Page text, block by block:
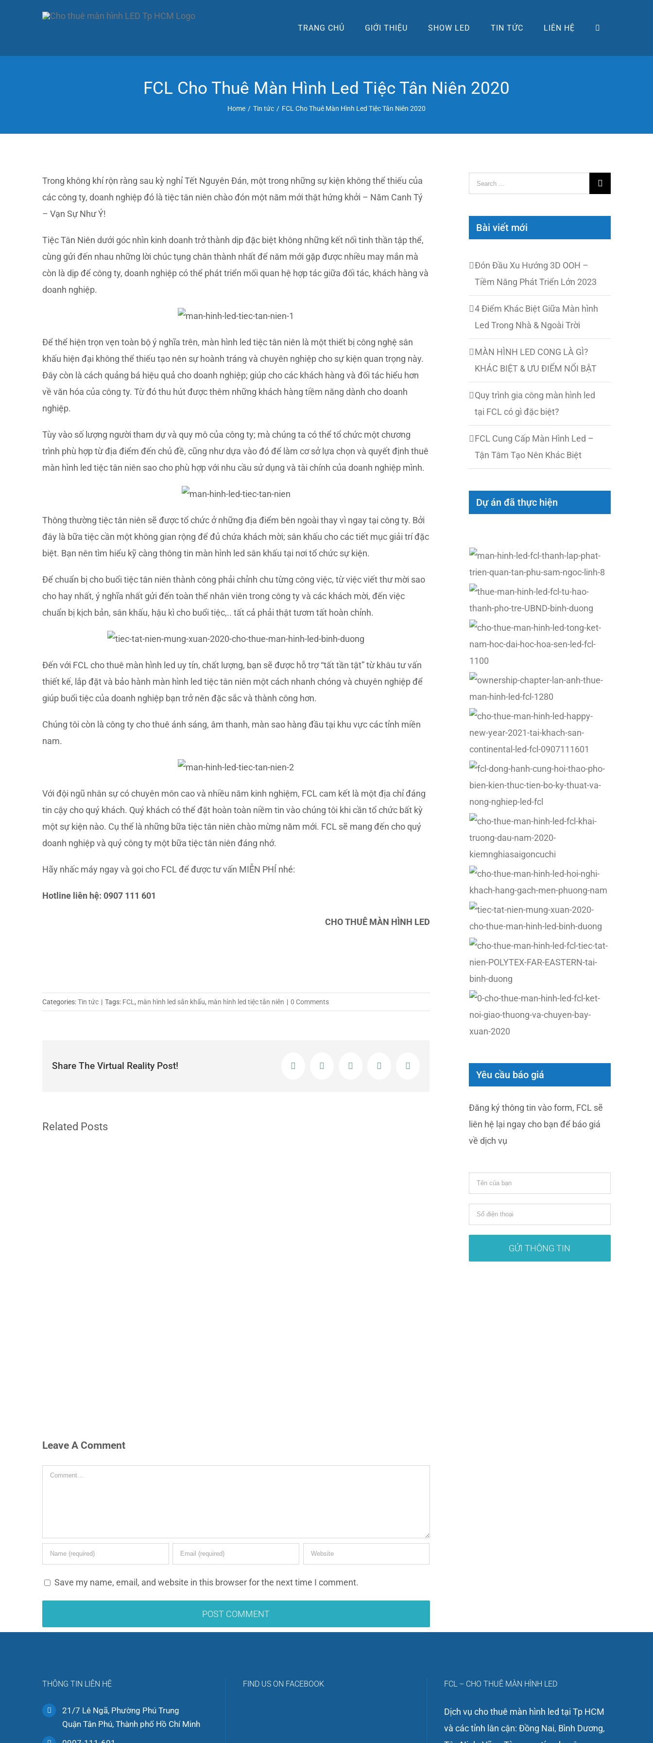
TRANG CHỦ GIỚI THIỆU SHOW LED TIN TỨC LIÊN HỆ
FCL Cho Thuê Màn Hình Led Tiệc Tân Niên 2020
Home / Tin tức / FCL Cho Thuê Màn Hình Led Tiệc Tân Niên 2020
Trong không khí rộn ràng sau kỳ nghỉ Tết Nguyên Đán, một trong những sự kiện không thể thiếu của
các công ty, doanh nghiệp đó là tiệc tân niên chào đón một năm mới thật hứng khởi – Năm Canh Tý
– Vạn Sự Như Ý!
Tiệc Tân Niên dưới góc nhìn kinh doanh trở thành dịp đặc biệt không những kết nối tinh thần tập thể,
cùng gửi đến nhau những lời chúc tụng chân thành nhất để năm mới gặp được nhiều may mắn mà
còn là dịp để công ty, doanh nghiệp có thể phát triển mối quan hệ hợp tác giữa đối tác, khách hàng và
doanh nghiệp.
Để thể hiện trọn vẹn toàn bộ ý nghĩa trên, màn hình led tiệc tân niên là một thiết bị công nghệ sân
khấu hiện đại không thể thiếu tạo nên sự hoành tráng và chuyên nghiệp cho sự kiện quan trọng này.
Đây còn là cách quảng bá hiệu quả cho doanh nghiệp; giúp cho các khách hàng và đối tác hiểu hơn
về văn hóa của công ty. Từ đó thu hút được thêm những khách hàng tiềm năng dành cho doanh
nghiệp.
Tùy vào số lượng người tham dự và quy mô của công ty; mà chúng ta có thể tổ chức một chương
trình phù hợp từ địa điểm đến chủ đề, cũng như dựa vào đó để làm cơ sở lựa chọn và quyết định thuê
màn hình led tiệc tân niên sao cho phù hợp với nhu cầu sử dụng và tài chính của doanh nghiệp mình.
Thông thường tiệc tân niên sẽ được tổ chức ở những địa điểm bên ngoài thay vì ngay tại công ty. Bởi
đây là bữa tiệc cần một không gian rộng để đủ chứa khách mời; sân khấu cho các tiết mục giải trí đặc
biệt. Bạn nên tìm hiểu kỹ càng thông tin màn hình led sân khấu tại nơi tổ chức sự kiện.
Để chuẩn bị cho buổi tiệc tân niên thành công phải chỉnh chu từng công việc, từ việc viết thư mời sao
cho hay nhất, ý nghĩa nhất gửi đến toàn thể nhân viên trong công ty và các khách mời, đến việc
chuẩn bị kịch bản, sân khấu, hậu kì cho buổi tiệc,.. tất cả phải thật tươm tất hoàn chỉnh.
Đến với FCL cho thuê màn hình led uy tín, chất lượng, bạn sẽ được hỗ trợ “tất tần tật” từ khâu tư vấn
thiết kế, lắp đặt và bảo hành màn hình led tiệc tân niên một cách nhanh chóng và chuyên nghiệp để
giúp buổi tiệc của doanh nghiệp bạn trở nên đặc sắc và thành công hơn.
Chúng tôi còn là công ty cho thuê ánh sáng, âm thanh, màn sao hàng đầu tại khu vực các tỉnh miền
nam.
Với đội ngũ nhân sự có chuyên môn cao và nhiều năm kinh nghiệm, FCL cam kết là một địa chỉ đáng
tin cậy cho quý khách. Quý khách có thể đặt hoàn toàn niềm tin vào chúng tôi khi cần tổ chức bất kỳ
một sự kiện nào. Cụ thể là những bữa tiệc tân niên chào mừng năm mới. FCL sẽ mang đến cho quý
doanh nghiệp và quý công ty một bữa tiệc tân niên đáng nhớ.
Hãy nhấc máy ngay và gọi cho FCL để được tư vấn MIỄN PHÍ nhé:
Hotline liên hệ: 0907 111 601
CHO THUÊ MÀN HÌNH LED
Categories:Tin tức | Tags: FCL , màn hình led sân khấu, màn hình led tiệc tân niên | 0 Comments
Share The Virtual Reality Post! Facebook Twitter LinkedIn Google+
Related Posts
Leave A Comment
Comment
Save my name, email, and website in this browser for the next time I comment.
Search
for:
Bài viết mới
Đón Đầu Xu Hướng 3D OOH –
Tiềm Năng Phát Triển Lớn 2023
4 Điểm Khác Biệt Giữa Màn hình
Led Trong Nhà & Ngoài Trời
MÀN HÌNH LED CONG LÀ GÌ?
KHÁC BIỆT & ƯU ĐIỂM NỔI BẬT
Quy trình gia công màn hình led
tại FCL có gì đặc biệt?
FCL Cung Cấp Màn Hình Led –
Tận Tâm Tạo Nên Khác Biệt
Dự án đã thực hiện
Yêu cầu báo giá
Đăng ký thông tin vào form, FCL sẽ
liên hệ lại ngay cho bạn để báo giá
về dịch vụ
THÔNG TIN LIÊN HỆ
21/7 Lê Ngã, Phường Phú Trung
Quận Tân Phú, Thành phố Hồ Chí Minh
FIND US ON FACEBOOK FCL – CHO THUÊ MÀN HÌNH LED
Dịch vụ cho thuê màn hình led tại Tp HCM
và các tỉnh lân cận: Đồng Nai, Bình Dương,